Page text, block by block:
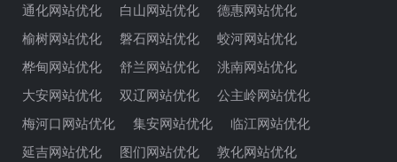
通化网站优化
白山网站优化
德惠网站优化
榆树网站优化
磐石网站优化
蛟河网站优化
桦甸网站优化
舒兰网站优化
洮南网站优化
大安网站优化
双辽网站优化
公主岭网站优化
梅河口网站优化
集安网站优化
临江网站优化
延吉网站优化
图们网站优化
敦化网站优化